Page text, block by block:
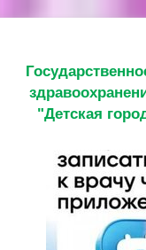
"Детская